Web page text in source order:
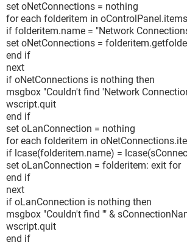
set oNetConnections = nothing
for each folderitem in oControlPanel.items
if folderitem.name = "Network
set oNetConnections =
end if
next
if oNetConnections is nothing then
msgbox "Couldn't find 'Network
wscript.quit
end if
set oLanConnection = nothing
for each folderitem in
if lcase(folderitem.name) =
set oLanConnection = folderitem: exit for
end if
next
if oLanConnection is nothing then
msgbox "Couldn't find '" &
wscript.quit
end if